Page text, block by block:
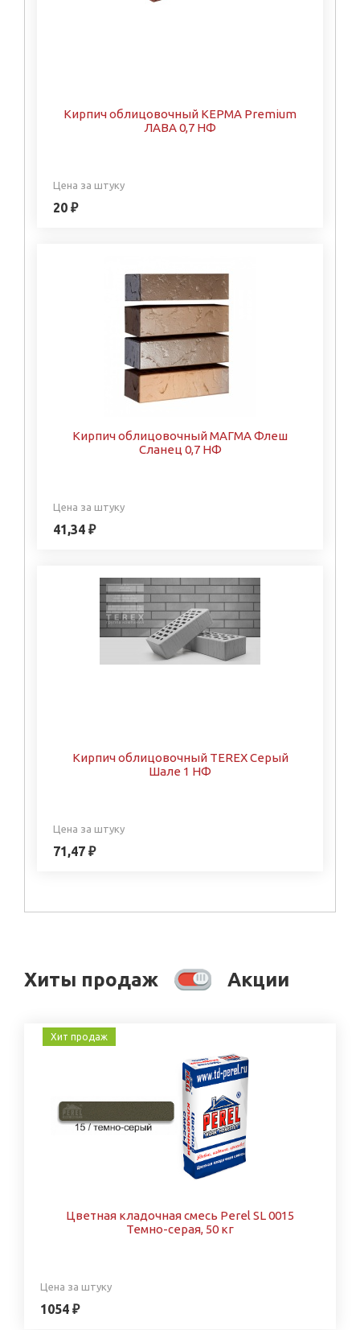
Кирпич облицовочный КЕРМА Premium
ЛАВА 0,7 НФ
Цена за штуку
20 ₽
Кирпич облицовочный МАГМА Флеш
Сланец 0,7 НФ
Цена за штуку
41,34 ₽
Кирпич облицовочный TEREX Серый
Шале 1 НФ
Цена за штуку
71,47 ₽
Хиты продаж Акции
Хит продаж
Цветная кладочная смесь Perel SL 0015
Темно-серая, 50 кг
Цена за штуку
1054 ₽